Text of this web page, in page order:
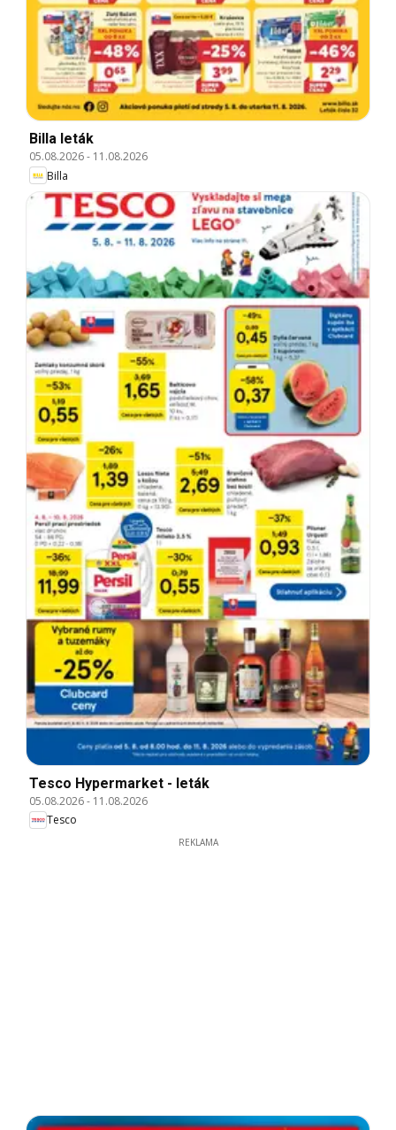
Billa leták
05.08.2026- 11.08.2026
Billa
Tesco Hypermarket - leták
05.08.2026- 11.08.2026
Tesco
REKLAMA